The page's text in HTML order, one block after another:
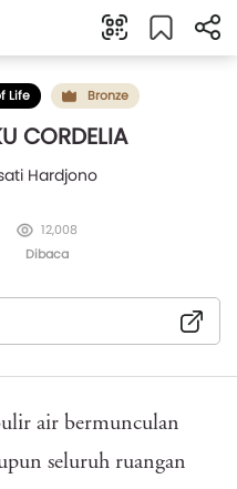
Life Bronze
CORDELIA
Hardjono
12,008
Dibaca
air bermunculan
seluruh ruangan